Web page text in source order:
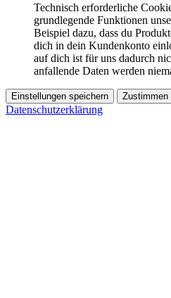
Technisch erforderliche
grundlegende Funktionen
Beispiel dazu, dass du
dich in dein Kundenkonto
auf dich ist für uns dadurch
anfallende Daten werden
Einstellungen speichern Zustimmen
Datenschutzerklärung